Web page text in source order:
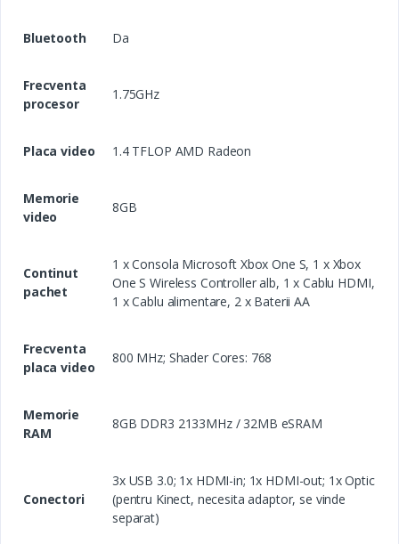
Bluetooth Da
Frecventa
procesor
1.75GHz
Placa video 1.4 TFLOP AMD Radeon
Memorie
video
8GB
Continut
pachet
1 x Consola Microsoft Xbox One S, 1 x Xbox
One S Wireless Controller alb, 1 x Cablu HDMI,
1 x Cablu alimentare, 2 x Baterii AA
Frecventa
placa video
800 MHz; Shader Cores: 768
Memorie
RAM
8GB DDR3 2133MHz / 32MB eSRAM
Conectori
3x USB 3.0; 1x HDMI-in; 1x HDMI-out; 1x Optic
(pentru Kinect, necesita adaptor, se vinde
separat)